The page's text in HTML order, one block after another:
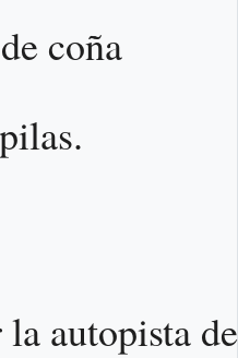
coña
autopista de